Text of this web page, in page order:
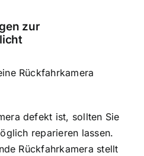
zur
Rückfahrkamera
defekt ist, sollten Sie
reparieren lassen.
Rückfahrkamera stellt